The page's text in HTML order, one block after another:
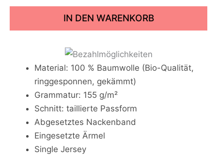
IN DEN WARENKORB
Material: 100 % Baumwolle (Bio-Qualität,
ringgesponnen, gekämmt)
Grammatur: 155 g/m²
Schnitt: taillierte Passform
Abgesetztes Nackenband
Eingesetzte Ärmel
Single Jersey